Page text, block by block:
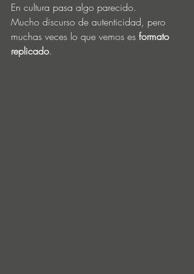
En cultura pasa algo parecido.
Mucho discurso de autenticidad, pero
muchas veces lo que vemos es formato
replicado.